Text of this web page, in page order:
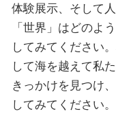
体験展示、そして
「世界」はどのよ
してみてください
して海を越えて私
きっかけを見つけ
してみてください